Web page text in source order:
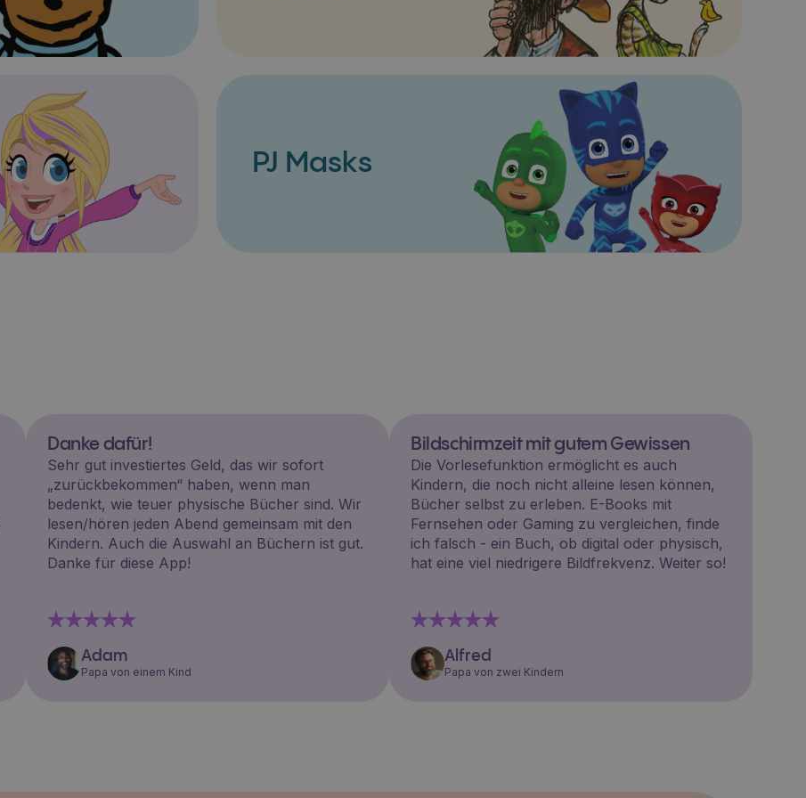
PJ Masks
Danke dafür!
Sehr gut investiertes Geld, das wir sofort
„zurückbekommen“ haben, wenn man
bedenkt, wie teuer physische Bücher sind. Wir
lesen/hören jeden Abend gemeinsam mit den
Kindern. Auch die Auswahl an Büchern ist gut.
Danke für diese App!
Adam
Papa von einem Kind
Bildschirmzeit mit gutem Gewissen
Die Vorlesefunktion ermöglicht es auch
Kindern, die noch nicht alleine lesen können,
Bücher selbst zu erleben. E-Books mit
Fernsehen oder Gaming zu vergleichen, finde
ich falsch - ein Buch, ob digital oder physisch,
hat eine viel niedrigere Bildfrekvenz. Weiter so!
Alfred
Papa von zwei Kindern